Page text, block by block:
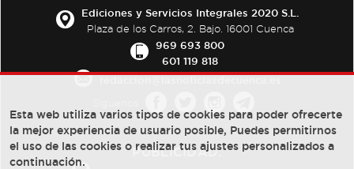
Ediciones y Servicios Integrales 2020 S.L.
Plaza de los Carros, 2. Bajo. 16001 Cuenca
969 693 800
601 119 818
PUBLICIDAD:
Esta web utiliza varios tipos de cookies para poder ofrecerte
la mejor experiencia de usuario posible, Puedes permitirnos
el uso de las cookies o realizar tus ajustes personalizados a
continuación.